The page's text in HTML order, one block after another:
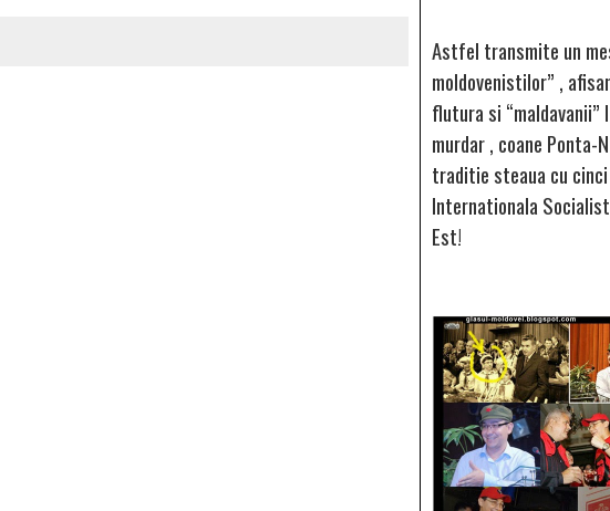
Astfel transmite un
moldovenistilor” ,
flutura si “maldavanii”
murdar , coane Ponta-
traditie steaua cu
Internationala
Est!